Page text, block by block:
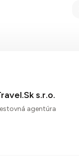
s.r.o.
agentúra